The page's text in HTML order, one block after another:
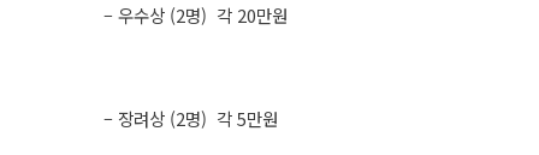
– 우수상 (2명) 각 20만원
– 장려상 (2명) 각 5만원